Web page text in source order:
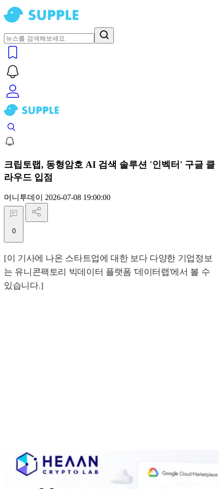
크립토랩, 동형암호 AI 검색 솔루션 '인벡터' 구글 클
라우드 입점
머니투데이 2026-07-08 19:00:00
0
[이 기사에 나온 스타트업에 대한 보다 다양한 기업정보
는 유니콘팩토리 빅데이터 플랫폼 '데이터랩'에서 볼 수
있습니다.]